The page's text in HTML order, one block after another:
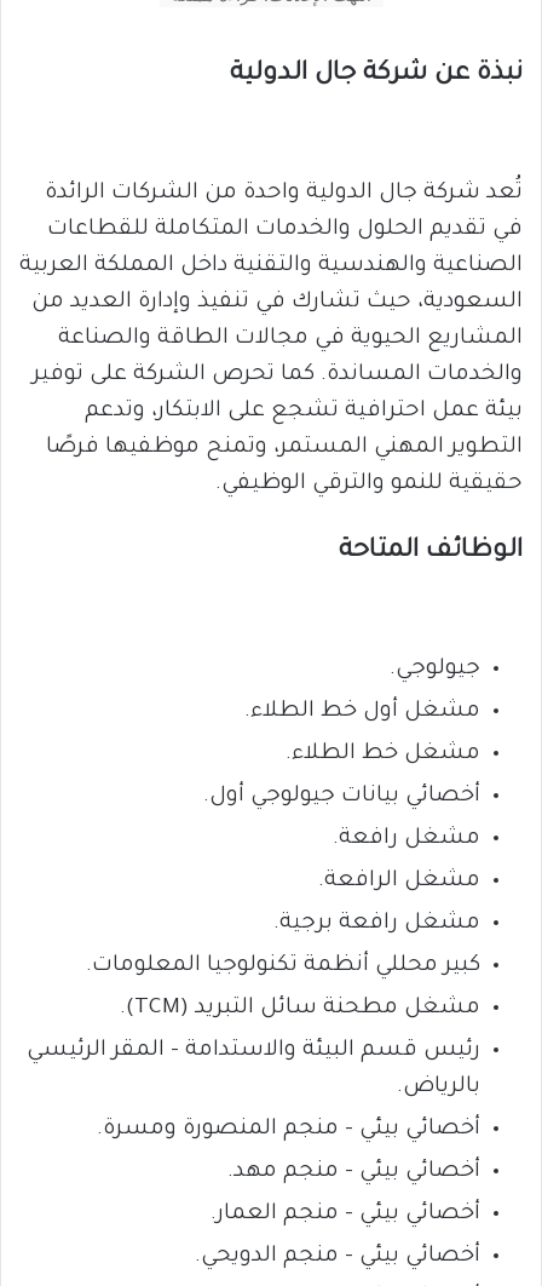
نبذة عن شركة جال الدولية
تُعد شركة جال الدولية واحدة من الشركات الرائدة
في تقديم الحلول والخدمات المتكاملة للقطاعات
الصناعية والهندسية والتقنية داخل المملكة العربية
السعودية، حيث تشارك في تنفيذ وإدارة العديد من
المشاريع الحيوية في مجالات الطاقة والصناعة
والخدمات المساندة. كما تحرص الشركة على توفير
بيئة عمل احترافية تشجع على الابتكار، وتدعم
التطوير المهني المستمر، وتمنح موظفيها فرصًا
حقيقية للنمو والترقي الوظيفي.
الوظائف المتاحة
جيولوجي.
مشغل أول خط الطلاء.
مشغل خط الطلاء.
أخصائي بيانات جيولوجي أول.
مشغل رافعة.
مشغل الرافعة.
مشغل رافعة برجية.
كبير محللي أنظمة تكنولوجيا المعلومات.
مشغل مطحنة سائل التبريد (TCM).
رئيس قسم البيئة والاستدامة – المقر الرئيسي
بالرياض.
أخصائي بيئي – منجم المنصورة ومسرة.
أخصائي بيئي – منجم مهد.
أخصائي بيئي – منجم العمار.
أخصائي بيئي – منجم الدويحي.